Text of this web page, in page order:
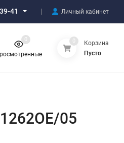
41 Личный кабинет
0 0
Корзина
Пусто
05